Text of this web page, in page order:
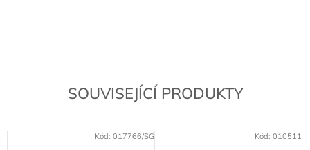
SOUVISEJÍCÍ PRODUKTY
Kód: 017766/SG Kód: 010511